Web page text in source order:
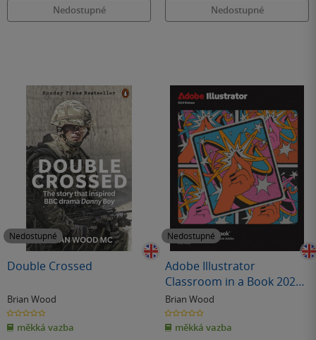
Nedostupné Nedostupné
Nedostupné
Double Crossed
Brian Wood
0.0
z
5
hvězdiček
měkká vazba
Nedostupné
Adobe Illustrator
Classroom in a Book 2024
Release
Brian Wood
0.0
z
5
hvězdiček
měkká vazba